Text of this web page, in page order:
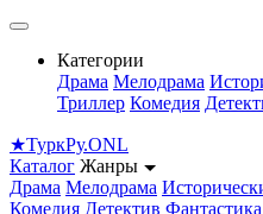
Категории
Драма Мелодрама
Триллер Комедия
★ТуркРу.ONL
Каталог Жанры
Драма Мелодрама
Комедия Детектив Фантастика